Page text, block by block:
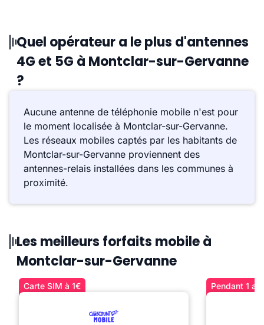
Quel opérateur a le plus d'antennes
4G et 5G à Montclar-sur-Gervanne
?
Aucune antenne de téléphonie mobile n'est pour
le moment localisée à Montclar-sur-Gervanne.
Les réseaux mobiles captés par les habitants de
Montclar-sur-Gervanne proviennent des
antennes-relais installées dans les communes à
proximité.
Les meilleurs forfaits mobile à
Montclar-sur-Gervanne
Carte SIM à 1€ Pendant 1